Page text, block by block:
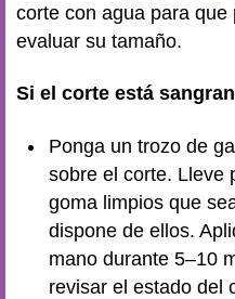
corte con agua para
evaluar su tamaño.
Si el corte está
Ponga un trozo de
sobre el corte. Lleve
goma limpios que
dispone de ellos.
mano durante 5–10
revisar el estado del